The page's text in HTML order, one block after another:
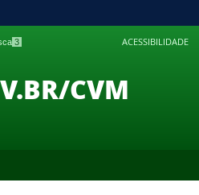
PARA
3 ACESSIBILIDADE
CVM